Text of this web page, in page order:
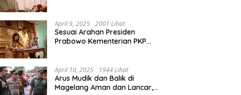
April 9, 2025 2001 Lihat
Sesuai Arahan Presiden
Prabowo Kementerian PKP
April 10, 2025 1944 Lihat
Arus Mudik dan Balik di
Magelang Aman dan Lancar,